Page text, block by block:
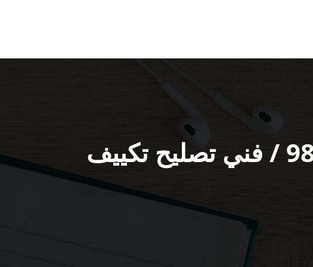
متخصص تصليح تكييف النعيم / 98548488 / فني تصليح تكييف